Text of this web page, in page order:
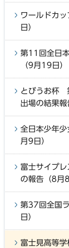
ワールドカ
日）
第11回全日
（9月19日）
とびうお杯
出場の結果
全日本少年
月9日）
富士サイプ
の報告（8月8
第37回全国
日）
富士見高等